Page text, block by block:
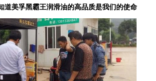
道美孚黑霸王润滑油的高品质是我们的使命